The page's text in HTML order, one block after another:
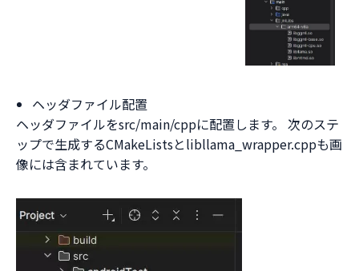
ヘッダファイル配置
ヘッダファイルをsrc/main/cppに配置します。 次のステ
ップで生成するCMakeListsとlibllama_wrapper.cppも画
像には含まれています。